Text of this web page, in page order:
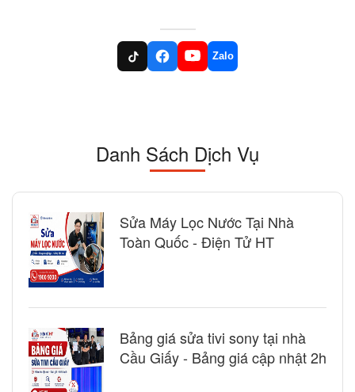
Zalo
Danh Sách Dịch Vụ
Sửa Máy Lọc Nước Tại Nhà
Toàn Quốc - Điện Tử HT
Bảng giá sửa tivi sony tại nhà
Cầu Giấy - Bảng giá cập nhật 2h